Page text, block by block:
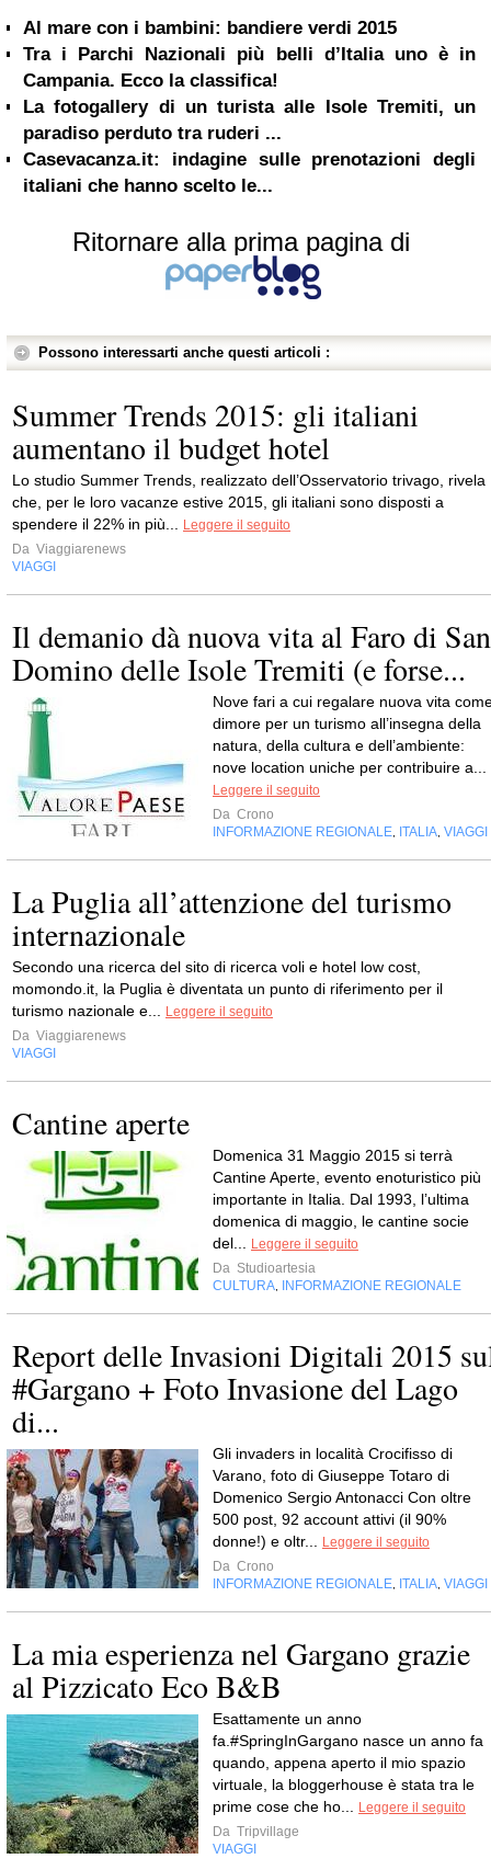
Al mare con i bambini: bandiere verdi 2015
Tra i Parchi Nazionali più belli d’Italia uno è in
Campania. Ecco la classifica!
La fotogallery di un turista alle Isole Tremiti, un
paradiso perduto tra ruderi ...
Casevacanza.it: indagine sulle prenotazioni degli
italiani che hanno scelto le...
Ritornare alla prima pagina di
Possono interessarti anche questi articoli :
Summer Trends 2015: gli italiani
aumentano il budget hotel
Lo studio Summer Trends, realizzato dell’Osservatorio trivago, rivela
che, per le loro vacanze estive 2015, gli italiani sono disposti a
spendere il 22% in più...
Leggere il seguito
Da Viaggiarenews
VIAGGI
Il demanio dà nuova vita al Faro di San
Domino delle Isole Tremiti (e forse...
Nove fari a cui regalare nuova vita
dimore per un turismo all’insegna della
natura, della cultura e dell’ambiente:
nove location uniche per contribuire a...
Leggere il seguito
Da Crono
INFORMAZIONE REGIONALE ITALIA VIAGGI
La Puglia all’attenzione del turismo
internazionale
Secondo una ricerca del sito di ricerca voli e hotel low cost,
momondo.it, la Puglia è diventata un punto di riferimento per il
turismo nazionale e...
Leggere il seguito
Da Viaggiarenews
VIAGGI
Cantine aperte
Domenica 31 Maggio 2015 si terrà
Cantine Aperte, evento enoturistico più
importante in Italia. Dal 1993, l’ultima
domenica di maggio, le cantine socie
del...
Leggere il seguito
Da Studioartesia
CULTURA INFORMAZIONE REGIONALE
Report delle Invasioni Digitali 2015
#Gargano + Foto Invasione del Lago
di...
Gli invaders in località Crocifisso di
Varano, foto di Giuseppe Totaro di
Domenico Sergio Antonacci Con oltre
500 post, 92 account attivi (il 90%
donne!) e oltr...
Leggere il seguito
Da Crono
INFORMAZIONE REGIONALE ITALIA VIAGGI
La mia esperienza nel Gargano grazie
al Pizzicato Eco B&B
Esattamente un anno
fa.#SpringInGargano nasce un anno fa
quando, appena aperto il mio spazio
virtuale, la bloggerhouse è stata tra le
prime cose che ho...
Leggere il seguito
Da Tripvillage
VIAGGI